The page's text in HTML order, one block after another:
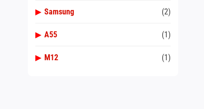
▶ Samsung (2)
▶ A55 (1)
▶ M12 (1)